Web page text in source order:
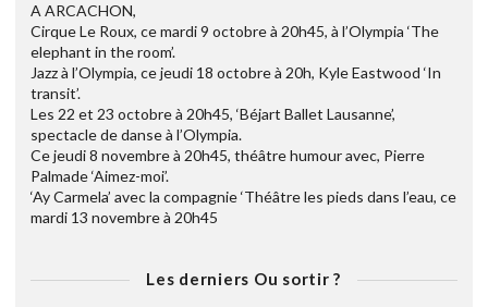
A ARCACHON,
Cirque Le Roux, ce mardi 9 octobre à 20h45, à l’Olympia ‘The
elephant in the room’.
Jazz à l’Olympia, ce jeudi 18 octobre à 20h, Kyle Eastwood ‘In
transit’.
Les 22 et 23 octobre à 20h45, ‘Béjart Ballet Lausanne’,
spectacle de danse à l’Olympia.
Ce jeudi 8 novembre à 20h45, théâtre humour avec, Pierre
Palmade ‘Aimez-moi’.
‘Ay Carmela’ avec la compagnie ‘Théâtre les pieds dans l’eau, ce
mardi 13 novembre à 20h45
Les derniers Ou sortir ?